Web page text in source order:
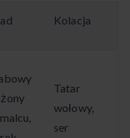
Kolacja
Tatar
wołowy,
ser